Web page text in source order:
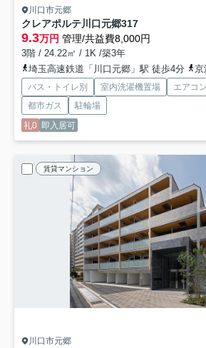
川口市元郷
クレアポルテ川口元郷317
9.3万円 管理/共益費8,000円
3階 / 24.22㎡ / 1K /築3年
埼玉高速鉄道「川口元郷」駅 徒歩4分
京
バス・トイレ別 室内洗濯機置場 エアコン
都市ガス
駐輪場
礼0 即入居可
賃貸マンション
川口市元郷